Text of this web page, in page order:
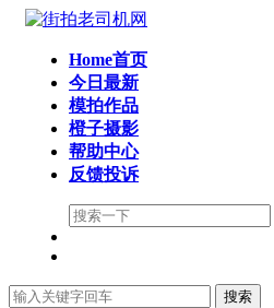
Home首页
今日最新
模拍作品
橙子摄影
帮助中心
反馈投诉
搜索